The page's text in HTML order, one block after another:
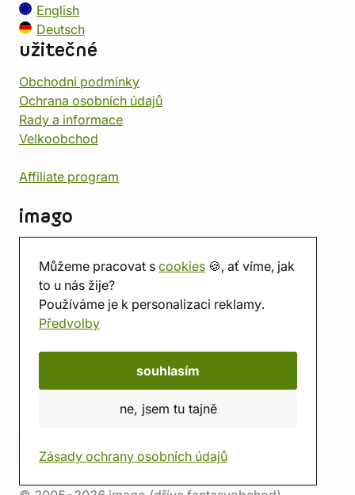
Můžeme pracovat s cookies 🍪, ať víme, jak
to u nás žije?
Používáme je k personalizaci reklamy.
Předvolby
souhlasím
ne, jsem tu tajně
Zásady ochrany osobních údajů
English
Deutsch
užitečné
Obchodní podmínky
Ochrana osobních údajů
Rady a informace
Velkoobchod
Affiliate program
imago
Prodejna
Herna
O nás
Hodnocení obchodu